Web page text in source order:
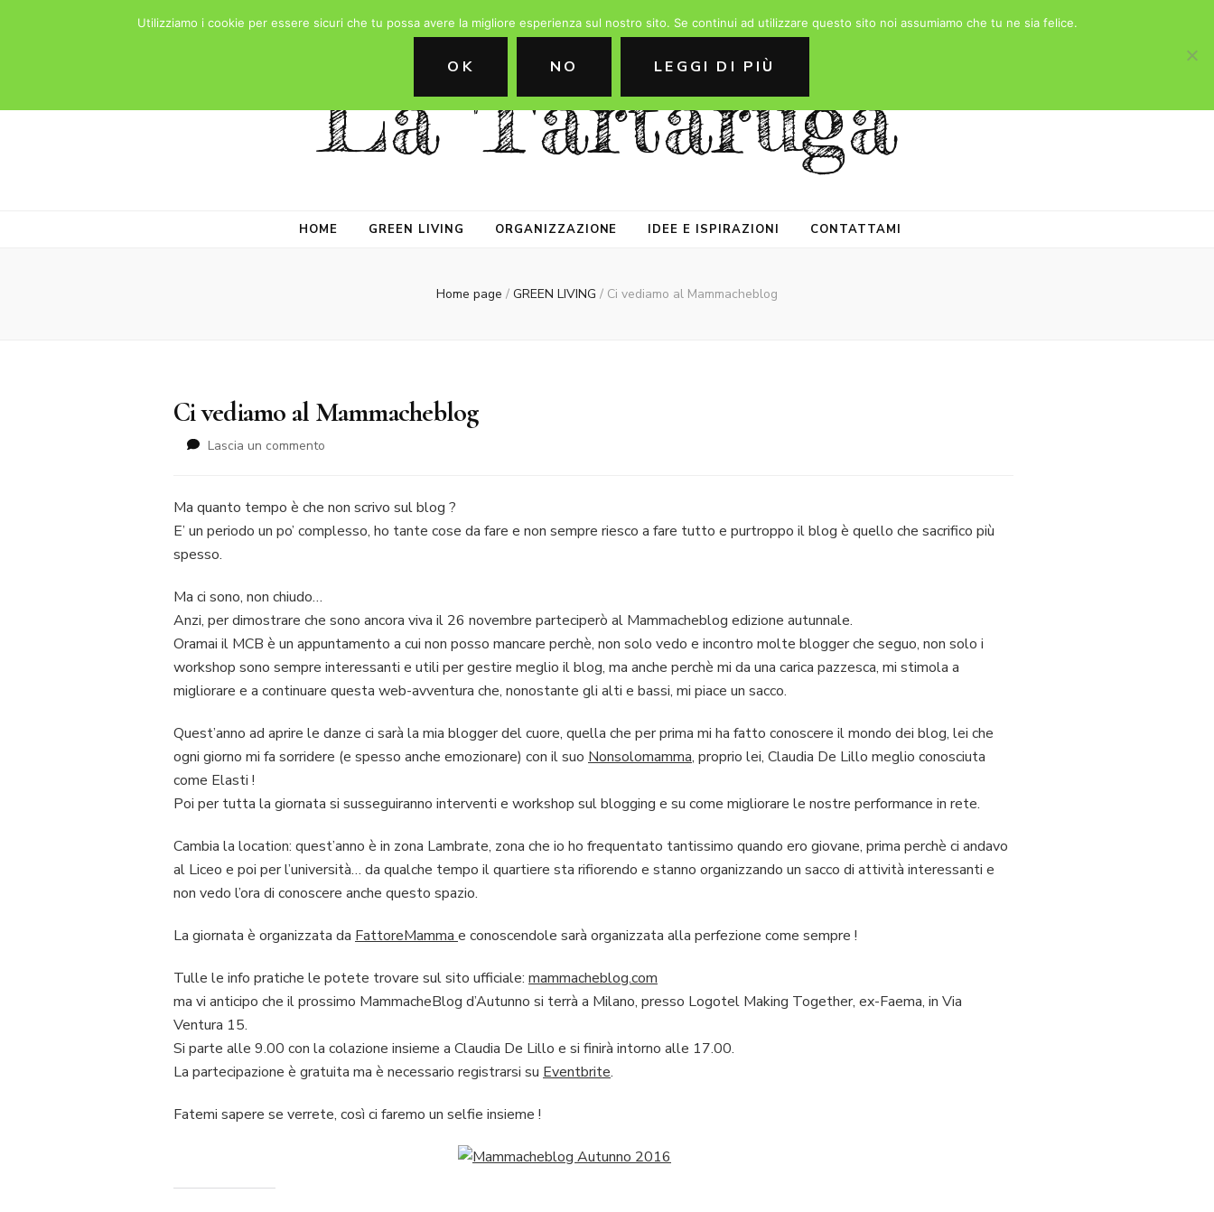
La Tartaruga
HOME GREEN LIVING ORGANIZZAZIONE IDEE E ISPIRAZIONI CONTATTAMI
Home page / GREEN LIVING / Ci vediamo al Mammacheblog
Ci vediamo al Mammacheblog
Lascia un commento
al
Ma quanto tempo è che non scrivo sul blog ?
E’ un periodo un po’ complesso, ho tante cose da fare e non sempre riesco a fare tutto e purtroppo il blog è quello che sacrifico più
spesso.
Ma ci sono, non chiudo…
Anzi, per dimostrare che sono ancora viva il 26 novembre parteciperò al Mammacheblog edizione autunnale.
Oramai il MCB è un appuntamento a cui non posso mancare perchè, non solo vedo e incontro molte blogger che seguo, non solo i
workshop sono sempre interessanti e utili per gestire meglio il blog, ma anche perchè mi da una carica pazzesca, mi stimola a
migliorare e a continuare questa web-avventura che, nonostante gli alti e bassi, mi piace un sacco.
Quest’anno ad aprire le danze ci sarà la mia blogger del cuore, quella che per prima mi ha fatto conoscere il mondo dei blog, lei che
ogni giorno mi fa sorridere (e spesso anche emozionare) con il suo Nonsolomamma, proprio lei, Claudia De Lillo meglio conosciuta
come Elasti !
Poi per tutta la giornata si susseguiranno interventi e workshop sul blogging e su come migliorare le nostre performance in rete.
Cambia la location: quest’anno è in zona Lambrate, zona che io ho frequentato tantissimo quando ero giovane, prima perchè ci andavo
al Liceo e poi per l’università… da qualche tempo il quartiere sta rifiorendo e stanno organizzando un sacco di attività interessanti e
non vedo l’ora di conoscere anche questo spazio.
La giornata è organizzata da FattoreMamma e conoscendole sarà organizzata alla perfezione come sempre !
Tulle le info pratiche le potete trovare sul sito ufficiale: mammacheblog.com
ma vi anticipo che il prossimo MammacheBlog d’Autunno si terrà a Milano, presso Logotel Making Together, ex-Faema, in Via
Ventura 15.
Si parte alle 9.00 con la colazione insieme a Claudia De Lillo e si finirà intorno alle 17.00.
La partecipazione è gratuita ma è necessario registrarsi su Eventbrite.
Fatemi sapere se verrete, così ci faremo un selfie insieme !
Utilizziamo i cookie per essere sicuri che tu possa avere la migliore esperienza sul nostro sito. Se continui ad utilizzare questo sito noi assumiamo che tu ne sia felice.
OK NO LEGGI DI PIÙ